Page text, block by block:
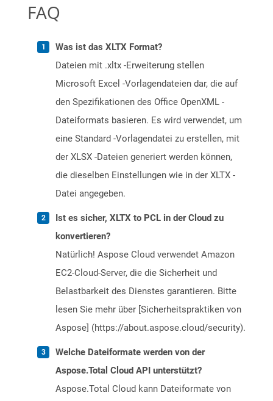
FAQ
Was ist das XLTX Format?
Dateien mit .xltx -Erweiterung stellen
Microsoft Excel -Vorlagendateien dar, die auf
den Spezifikationen des Office OpenXML -
Dateiformats basieren. Es wird verwendet, um
eine Standard -Vorlagendatei zu erstellen, mit
der XLSX -Dateien generiert werden können,
die dieselben Einstellungen wie in der XLTX -
Datei angegeben.
Ist es sicher, XLTX to PCL in der Cloud zu
konvertieren?
Natürlich! Aspose Cloud verwendet Amazon
EC2-Cloud-Server, die die Sicherheit und
Belastbarkeit des Dienstes garantieren. Bitte
lesen Sie mehr über [Sicherheitspraktiken von
Aspose] (https://about.aspose.cloud/security).
Welche Dateiformate werden von der
Aspose.Total Cloud API unterstützt?
Aspose.Total Cloud kann Dateiformate von